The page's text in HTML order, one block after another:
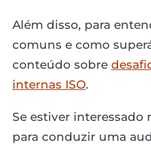
Além disso, para
comuns e como
conteúdo sobre
internas ISO.
Se estiver interessado
para conduzir uma